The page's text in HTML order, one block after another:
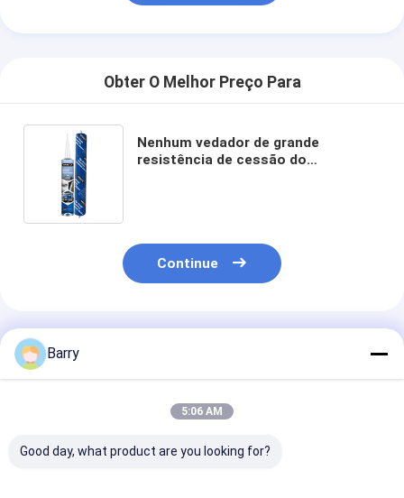
Obter O Melhor Preço Para
Nenhum vedador de grande
resistência de cessão do
Continue
Produtos Recomendados
Barry
5:06 AM
Good day, what product are you looking for?